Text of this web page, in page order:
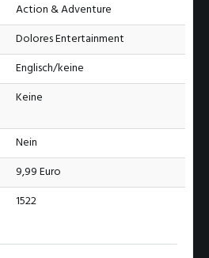
Action & Adventure
Dolores Entertainment
Englisch/keine
Keine
Nein
9,99 Euro
1522